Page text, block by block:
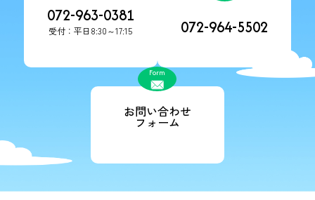
072-963-0381
受付：平日8:30～17:15 072-964-5502
Form
お問い合わせ
フォーム